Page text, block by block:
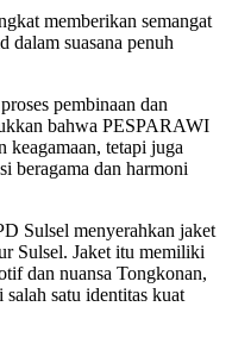
memberikan semangat
dalam suasana penuh
pembinaan dan
bahwa PESPARAWI
keagamaan, tetapi juga
beragama dan harmoni
Sulsel menyerahkan jaket
Sulsel. Jaket itu memiliki
dan nuansa Tongkonan,
satu identitas kuat